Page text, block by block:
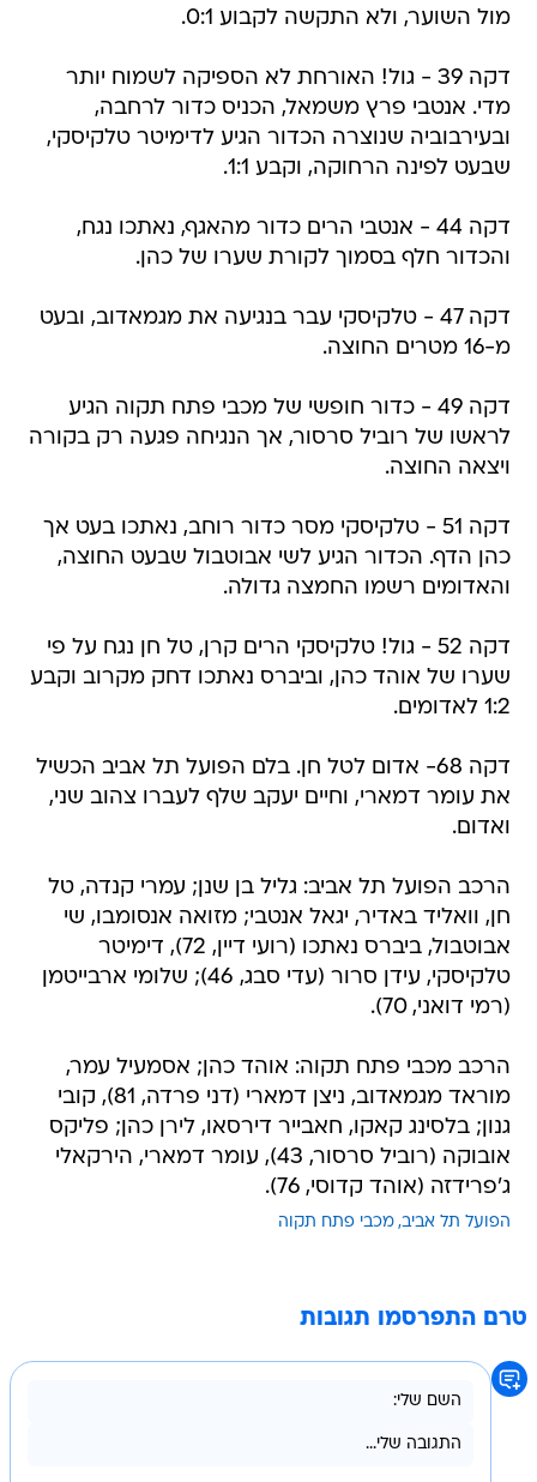
מול השוער, ולא התקשה לקבוע 0:1.
דקה 39 - גול! האורחת לא הספיקה לשמוח יותר
מדי. אנטבי פרץ משמאל, הכניס כדור לרחבה,
ובעירבוביה שנוצרה הכדור הגיע לדימיטר טלקיסקי,
שבעט לפינה הרחוקה, וקבע 1:1.
דקה 44 - אנטבי הרים כדור מהאגף, נאתכו נגח,
והכדור חלף בסמוך לקורת שערו של כהן.
דקה 47 - טלקיסקי עבר בנגיעה את מגמאדוב, ובעט
מ-16 מטרים החוצה.
דקה 49 - כדור חופשי של מכבי פתח תקוה הגיע
לראשו של רוביל סרסור, אך הנגיחה פגעה רק בקורה
ויצאה החוצה.
דקה 51 - טלקיסקי מסר כדור רוחב, נאתכו בעט אך
כהן הדף. הכדור הגיע לשי אבוטבול שבעט החוצה,
והאדומים רשמו החמצה גדולה.
דקה 52 - גול! טלקיסקי הרים קרן, טל חן נגח על פי
שערו של אוהד כהן, וביברס נאתכו דחק מקרוב וקבע
1:2 לאדומים.
דקה 68- אדום לטל חן. בלם הפועל תל אביב הכשיל
את עומר דמארי, וחיים יעקב שלף לעברו צהוב שני,
ואדום.
הרכב הפועל תל אביב: גליל בן שנן; עמרי קנדה, טל
חן, וואליד באדיר, יגאל אנטבי; מזואה אנסומבו, שי
אבוטבול, ביברס נאתכו (רועי דיין, 72), דימיטר
טלקיסקי, עידן סרור (עדי סבג, 46); שלומי ארבייטמן
(רמי דואני, 70).
הרכב מכבי פתח תקוה: אוהד כהן; אסמעיל עמר,
מוראד מגמאדוב, ניצן דמארי (דני פרדה, 81), קובי
גנון; בלסינג קאקו, חאבייר דירסאו, לירן כהן; פליקס
אובוקה (רוביל סרסור, 43), עומר דמארי, הירקאלי
ג'פרידזה (אוהד קדוסי, 76).
הפועל תל אביב מכבי פתח תקוה
טרם התפרסמו תגובות